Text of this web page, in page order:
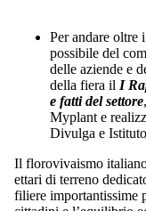
Per andare oltre
possibile del
delle aziende e
della fiera il I
e fatti del settore
Myplant e
Divulga e
Il florovivaismo
ettari di terreno
filiere importantissime